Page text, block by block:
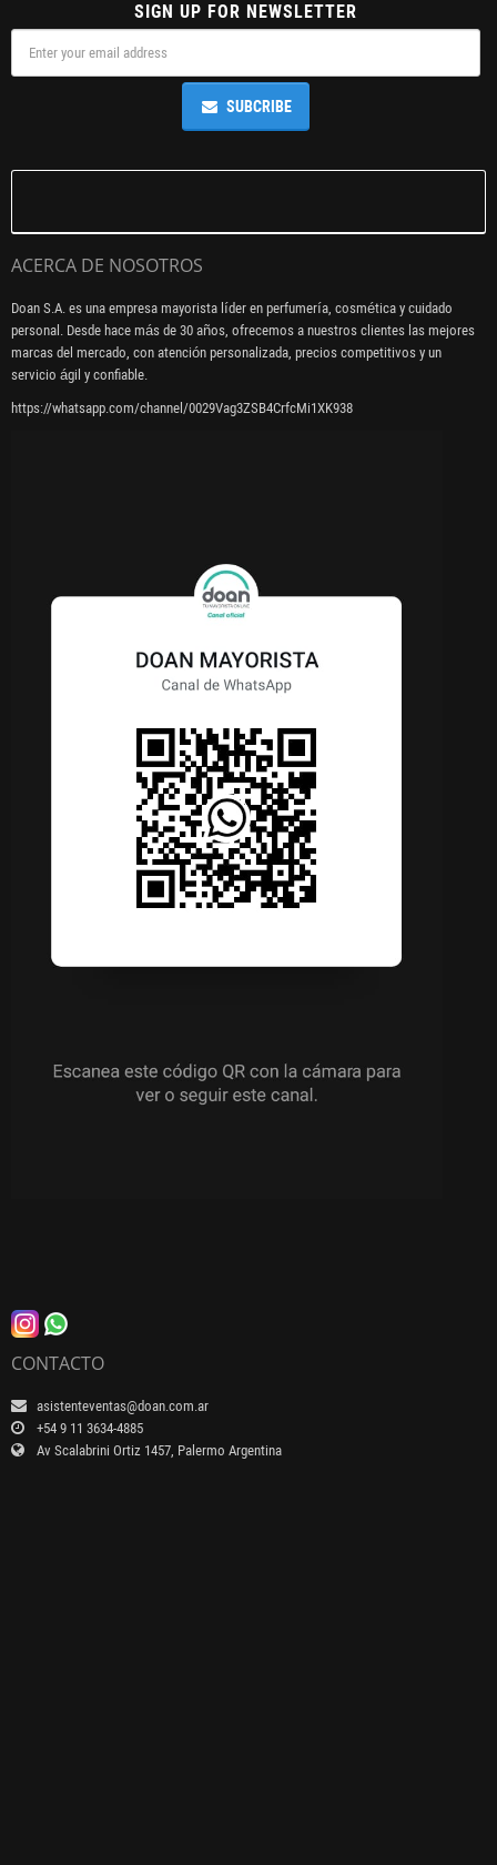
SIGN UP FOR NEWSLETTER
SUBCRIBE
ACERCA DE NOSOTROS
Doan S.A. es una empresa mayorista líder en perfumería, cosmética y cuidado
personal. Desde hace más de 30 años, ofrecemos a nuestros clientes las mejores
marcas del mercado, con atención personalizada, precios competitivos y un
servicio ágil y confiable.
https://whatsapp.com/channel/0029Vag3ZSB4CrfcMi1XK938
CONTACTO
asistenteventas@doan.com.ar
+54 9 11 3634-4885
Av Scalabrini Ortiz 1457, Palermo Argentina